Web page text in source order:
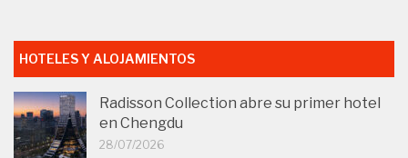
HOTELES Y ALOJAMIENTOS
Radisson Collection abre su primer hotel
en Chengdu
28/07/2026